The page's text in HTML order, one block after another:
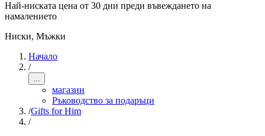
Най-ниската цена от 30 дни преди въвеждането на
намалението
Ниски, Мъжки
Начало
/
...
магазин
Ръководство за подаръци
/Gifts for Him
/